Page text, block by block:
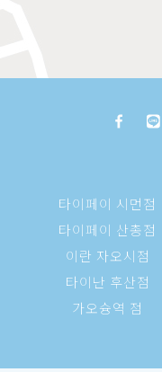
타이페이 시먼점
타이페이 산총점
이란 자오시점
타이난 후산점
가오슝역 점